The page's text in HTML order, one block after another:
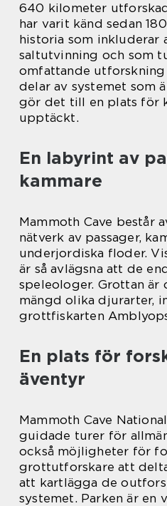
640 kilometer
har varit känd sedan
historia som inkluderar
saltutvinning och som
omfattande
delar av systemet som
gör det till en plats för
upptäckt.
En labyrint av
kammare
Mammoth Cave består
nätverk av passager,
underjordiska floder.
är så avlägsna att de
speleologer. Grottan är
mängd olika djurarter,
grottfiskarten
En plats för
äventyr
Mammoth Cave
guidade turer för
också möjligheter för
grottutforskare att
att kartlägga de
systemet. Parken är en